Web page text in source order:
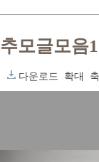
추모글모음
다운로드 확대